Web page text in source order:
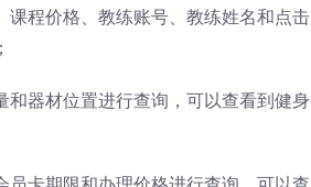
程价格、教练账号、教练姓名和点
器材位置进行查询，可以查看到健